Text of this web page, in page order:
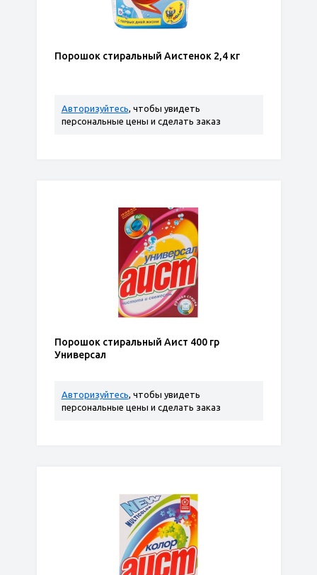
Порошок стиральный Аистенок 2,4 кг
Авторизуйтесь, чтобы увидеть
персональные цены и сделать заказ
Порошок стиральный Аист 400 гр
Универсал
Авторизуйтесь, чтобы увидеть
персональные цены и сделать заказ